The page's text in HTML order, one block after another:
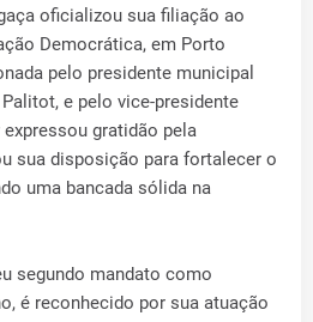
oficializou sua filiação ao
Democrática, em Porto
pelo presidente municipal
e pelo vice-presidente
gratidão pela
sua disposição para fortalecer o
uma bancada sólida na
segundo mandato como
é reconhecido por sua atuação